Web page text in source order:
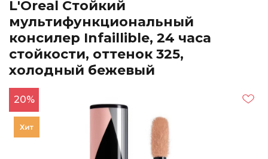
L'Oreal Стойкий
мультифункциональный
консилер Infaillible, 24 часа
стойкости, оттенок 325,
холодный бежевый
20%